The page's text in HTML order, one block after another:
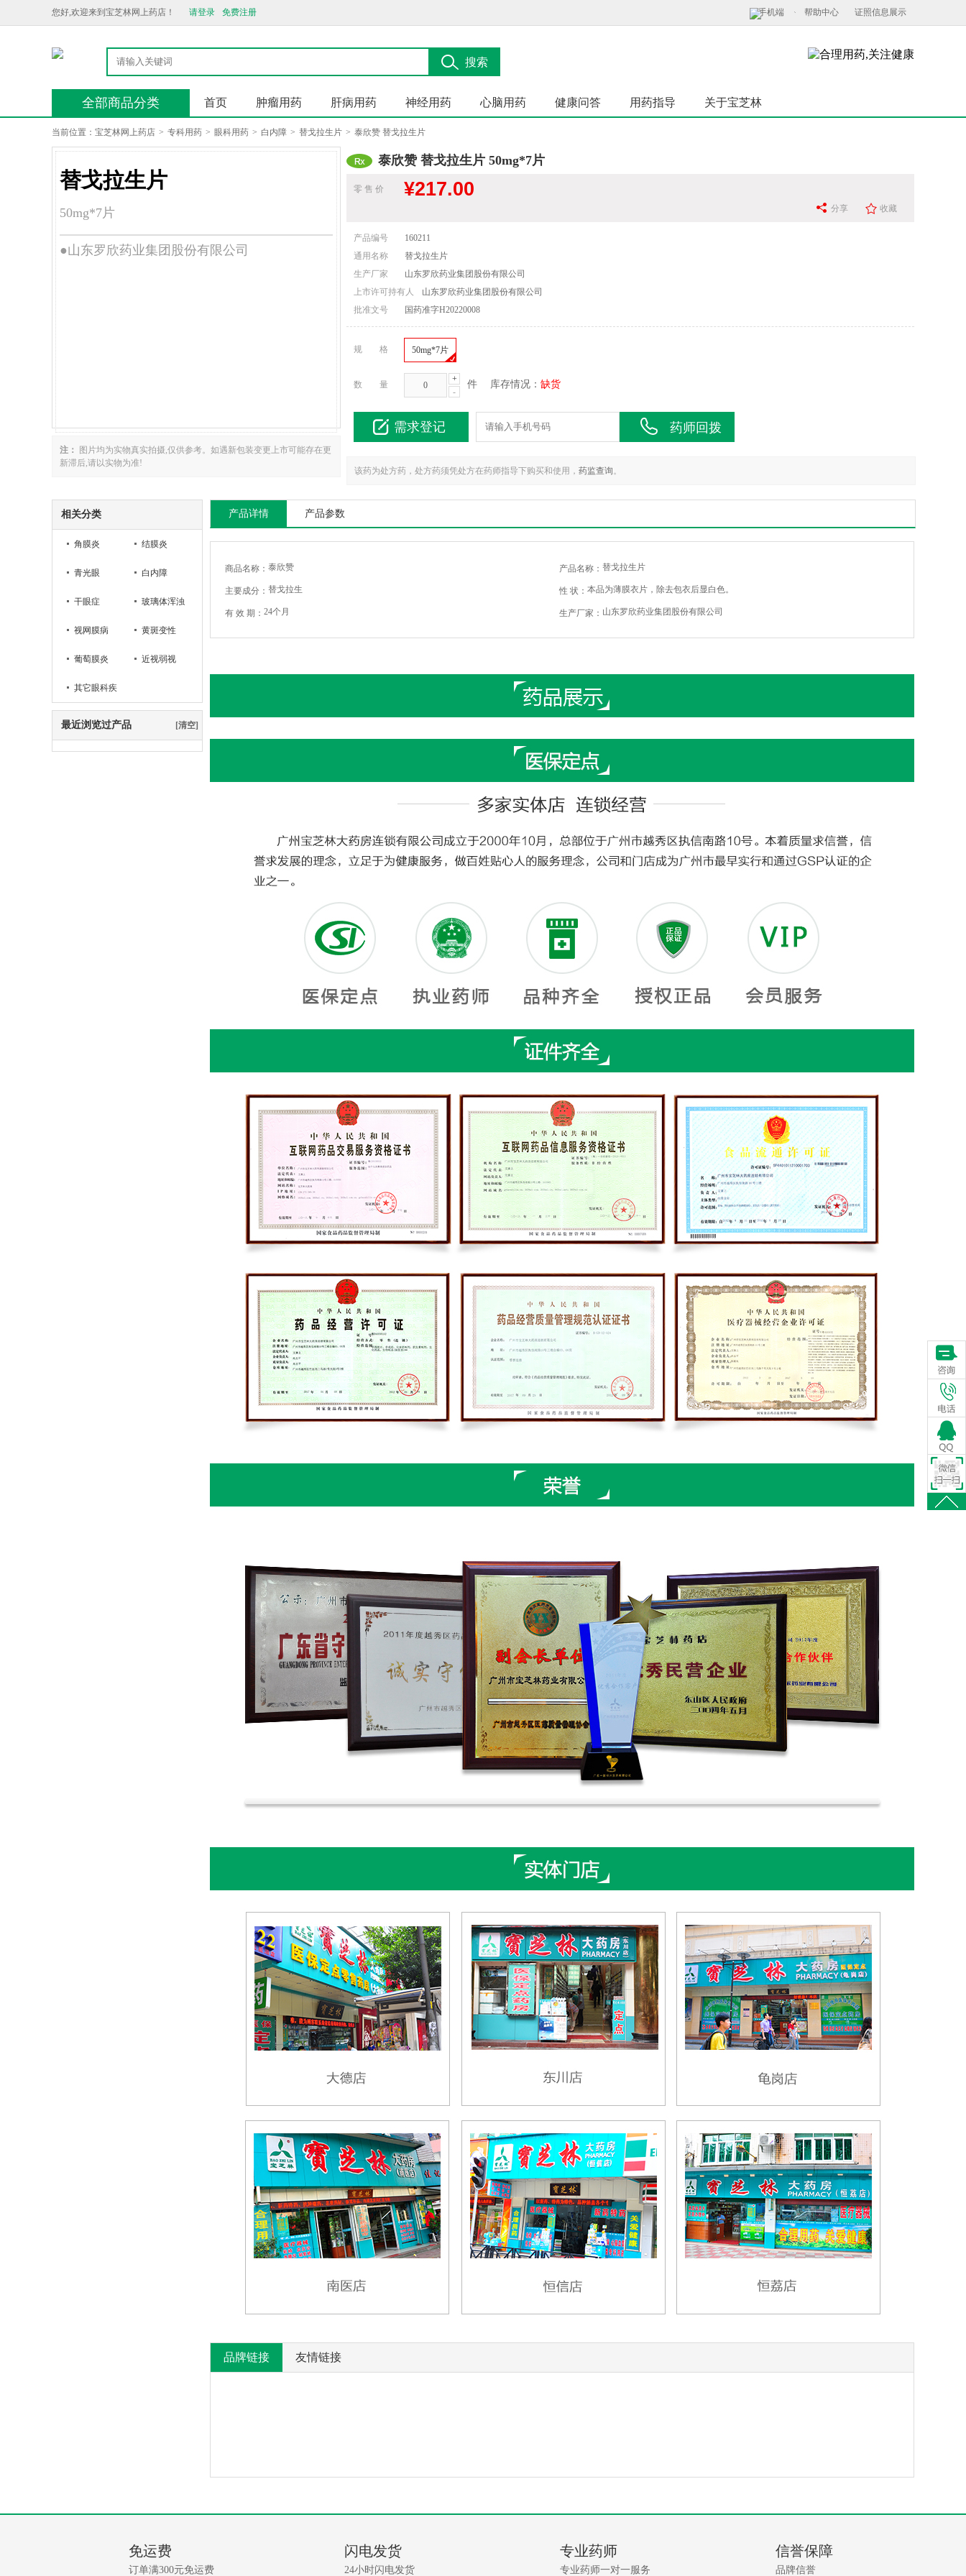
您好,欢迎来到宝芝林网上药店！ 请登录 免费注册 手机端 帮助中心 证照信息展示
搜索
全部商品分类 首页 肿瘤用药 肝病用药 神经用药 心脑用药 健康问答 用药指导 关于宝芝林
当前位置： 宝芝林网上药店 > 专科用药 > 眼科用药 > 白内障 > 替戈拉生片 > 泰欣赞 替戈拉生片
替戈拉生片
50mg*7片
●山东罗欣药业集团股份有限公司
注：
图片均为实物真实拍摄,仅供参考。如遇新包装变更上市可能存在更
新滞后,请以实物为准!
泰欣赞 替戈拉生片 50mg*7片
零 售 价 ¥217.00
分享 收藏
产品编号
160211
通用名称
替戈拉生片
生产厂家
山东罗欣药业集团股份有限公司
上市许可持有人
山东罗欣药业集团股份有限公司
批准文号
国药准字H20220008
规 格 50mg*7片
数 量
+
-
件 库存情况： 缺货
需求登记 药师回拨
该药为处方药，处方药须凭处方在药师指导下购买和使用， 药监查询。
相关分类
角膜炎 结膜炎
青光眼 白内障
干眼症 玻璃体浑浊
视网膜病 黄斑变性
葡萄膜炎 近视弱视
其它眼科疾
最近浏览过产品 [清空]
产品详情 产品参数
商品名称： 泰欣赞 产品名称： 替戈拉生片
主要成分： 替戈拉生 性 状： 本品为薄膜衣片，除去包衣后显白色。
有 效 期： 24个月 生产厂家： 山东罗欣药业集团股份有限公司
品牌链接 友情链接
免运费
订单满300元免运费
闪电发货
24小时闪电发货
专业药师
专业药师一对一服务
信誉保障
品牌信誉